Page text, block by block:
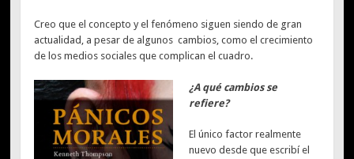
Creo que el concepto y el fenómeno siguen siendo de gran
actualidad, a pesar de algunos cambios, como el crecimiento
de los medios sociales que complican el cuadro.
¿A qué cambios se
refiere?
El único factor realmente
nuevo desde que escribí el